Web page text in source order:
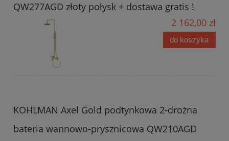
QW277AGD złoty połysk + dostawa gratis !
2 162,00 zł
do koszyka
KOHLMAN Axel Gold podtynkowa 2-drożna
bateria wannowo-prysznicowa QW210AGD